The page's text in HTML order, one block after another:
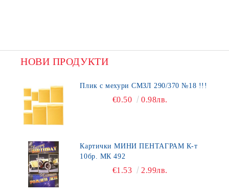
НОВИ ПРОДУКТИ
Плик с мехури СМЗЛ 290/370 №18 !!!
€0.50 0.98лв.
Картички МИНИ ПЕНТАГРАМ К-т
10бр. МК 492
€1.53 2.99лв.